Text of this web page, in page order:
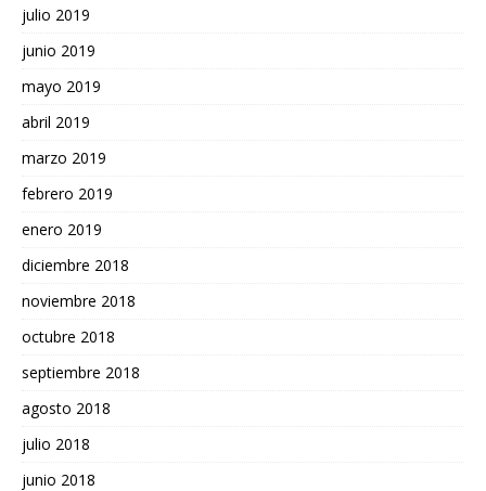
julio 2019
junio 2019
mayo 2019
abril 2019
marzo 2019
febrero 2019
enero 2019
diciembre 2018
noviembre 2018
octubre 2018
septiembre 2018
agosto 2018
julio 2018
junio 2018